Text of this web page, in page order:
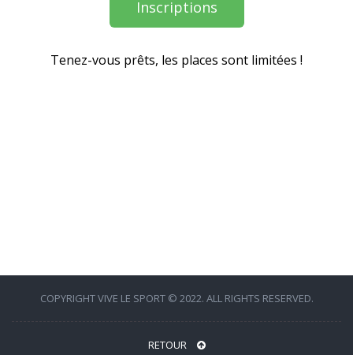
Inscriptions
Tenez-vous prêts, les places sont limitées !
COPYRIGHT VIVE LE SPORT © 2022. ALL RIGHTS RESERVED.
RETOUR